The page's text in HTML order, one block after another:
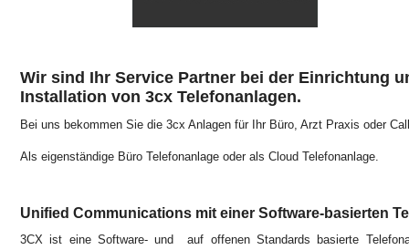
Wir sind Ihr Service Partner bei der Einrichtung
Installation von 3cx Telefonanlagen.
Bei uns bekommen Sie die 3cx Anlagen für Ihr Büro, Arzt Praxis oder
Als eigenständige Büro Telefonanlage oder als Cloud Telefonanlage.
Unified Communications mit einer Software-basierten
3CX ist eine Software- und auf offenen Standards basierte